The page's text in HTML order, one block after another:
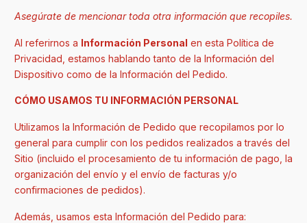
Asegúrate de mencionar toda otra información que recopiles.
Al referirnos a Información Personal en esta Política de
Privacidad, estamos hablando tanto de la Información del
Dispositivo como de la Información del Pedido.
CÓMO USAMOS TU INFORMACIÓN PERSONAL
Utilizamos la Información de Pedido que recopilamos por lo
general para cumplir con los pedidos realizados a través del
Sitio (incluido el procesamiento de tu información de pago, la
organización del envío y el envío de facturas y/o
confirmaciones de pedidos).
Además, usamos esta Información del Pedido para: